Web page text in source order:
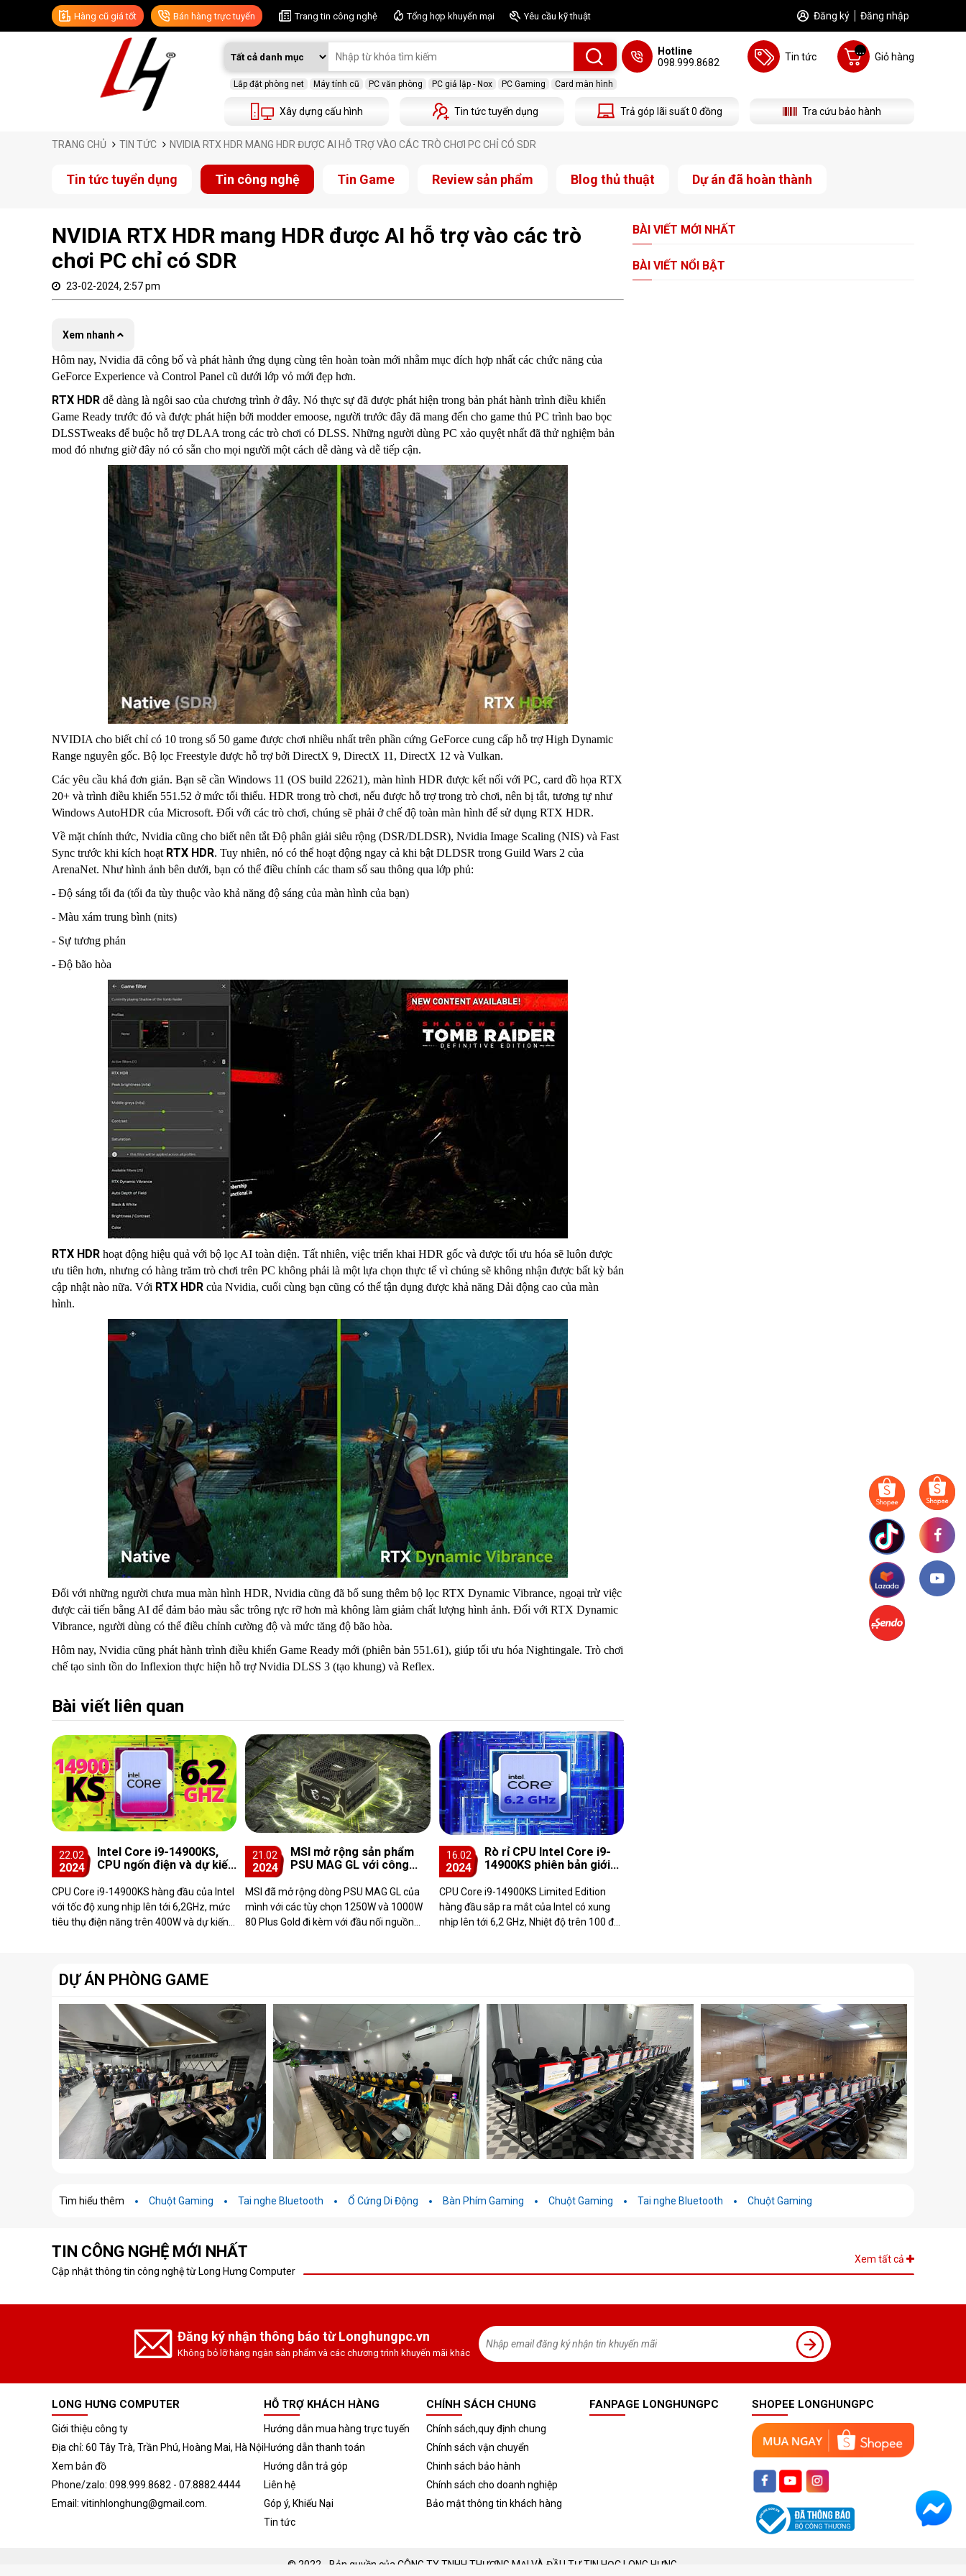
Hàng cũ giá tốt Bán hàng trực tuyến Trang tin công nghệ Tổng hợp khuyến mại Yêu cầu kỹ thuật Đăng ký Đăng nhập
Lắp đặt phòng net Máy tính cũ PC văn phòng PC giả lập - Nox PC Gaming Card màn hình
Hotline
098.999.8682
Tin tức Giỏ hàng
...
Xây dựng cấu hình Tin tức tuyển dụng Trả góp lãi suất 0 đồng Tra cứu bảo hành
TRANG CHỦ TIN TỨC NVIDIA RTX HDR MANG HDR ĐƯỢC AI HỖ TRỢ VÀO CÁC TRÒ CHƠI PC CHỈ CÓ SDR
Tin tức tuyển dụng Tin công nghệ Tin Game Review sản phẩm Blog thủ thuật Dự án đã hoàn thành
NVIDIA RTX HDR mang HDR được AI hỗ trợ vào các trò
chơi PC chỉ có SDR
23-02-2024, 2:57 pm
Xem nhanh
Hôm nay, Nvidia đã công bố và phát hành ứng dụng cùng tên hoàn toàn mới nhằm mục đích hợp nhất các chức năng của
GeForce Experience và Control Panel cũ dưới lớp vỏ mới đẹp hơn.
RTX HDR dễ dàng là ngôi sao của chương trình ở đây. Nó thực sự đã được phát hiện trong bản phát hành trình điều khiển
Game Ready trước đó và được phát hiện bởi modder emoose, người trước đây đã mang đến cho game thủ PC trình bao bọc
DLSSTweaks để buộc hỗ trợ DLAA trong các trò chơi có DLSS. Những người dùng PC xảo quyệt nhất đã thử nghiệm bản
mod đó nhưng giờ đây nó có sẵn cho mọi người một cách dễ dàng và dễ tiếp cận.
NVIDIA cho biết chỉ có 10 trong số 50 game được chơi nhiều nhất trên phần cứng GeForce cung cấp hỗ trợ High Dynamic
Range nguyên gốc. Bộ lọc Freestyle được hỗ trợ bởi DirectX 9, DirectX 11, DirectX 12 và Vulkan.
Các yêu cầu khá đơn giản. Bạn sẽ cần Windows 11 (OS build 22621), màn hình HDR được kết nối với PC, card đồ họa RTX
20+ và trình điều khiển 551.52 ở mức tối thiểu. HDR trong trò chơi, nếu được hỗ trợ trong trò chơi, nên bị tắt, tương tự như
Windows AutoHDR của Microsoft. Đối với các trò chơi, chúng sẽ phải ở chế độ toàn màn hình để sử dụng RTX HDR.
Về mặt chính thức, Nvidia cũng cho biết nên tắt Độ phân giải siêu rộng (DSR/DLDSR), Nvidia Image Scaling (NIS) và Fast
Sync trước khi kích hoạt RTX HDR. Tuy nhiên, nó có thể hoạt động ngay cả khi bật DLDSR trong Guild Wars 2 của
ArenaNet. Như hình ảnh bên dưới, bạn có thể điều chỉnh các tham số sau thông qua lớp phủ:
- Độ sáng tối đa (tối đa tùy thuộc vào khả năng độ sáng của màn hình của bạn)
- Màu xám trung bình (nits)
- Sự tương phản
- Độ bão hòa
RTX HDR hoạt động hiệu quả với bộ lọc AI toàn diện. Tất nhiên, việc triển khai HDR gốc và được tối ưu hóa sẽ luôn được
ưu tiên hơn, nhưng có hàng trăm trò chơi trên PC không phải là một lựa chọn thực tế vì chúng sẽ không nhận được bất kỳ bản
cập nhật nào nữa. Với RTX HDR của Nvidia, cuối cùng bạn cũng có thể tận dụng được khả năng Dải động cao của màn
hình.
Đối với những người chưa mua màn hình HDR, Nvidia cũng đã bổ sung thêm bộ lọc RTX Dynamic Vibrance, ngoại trừ việc
được cải tiến bằng AI để đảm bảo màu sắc trông rực rỡ hơn mà không làm giảm chất lượng hình ảnh. Đối với RTX Dynamic
Vibrance, người dùng có thể điều chỉnh cường độ và mức tăng độ bão hòa.
Hôm nay, Nvidia cũng phát hành trình điều khiển Game Ready mới (phiên bản 551.61), giúp tối ưu hóa Nightingale. Trò chơi
chế tạo sinh tồn do Inflexion thực hiện hỗ trợ Nvidia DLSS 3 (tạo khung) và Reflex.
Bài viết liên quan
22.02
2024
Intel Core i9-14900KS,
CPU ngốn điện và dự kiến
CPU Core i9-14900KS hàng đầu của Intel
với tốc độ xung nhịp lên tới 6,2GHz, mức
tiêu thụ điện năng trên 400W và dự kiến
21.02
2024
MSI mở rộng sản phẩm
PSU MAG GL với công
1000W với đầu nối 12V-
2x6
MSI đã mở rộng dòng PSU MAG GL của
mình với các tùy chọn 1250W và 1000W
80 Plus Gold đi kèm với đầu nối nguồn
16.02
2024
Rò rỉ CPU Intel Core i9-
14900KS phiên bản giới
CPU Core i9-14900KS Limited Edition
hàng đầu sắp ra mắt của Intel có xung
nhịp lên tới 6,2 GHz, Nhiệt độ trên 100 độ
BÀI VIẾT MỚI NHẤT
BÀI VIẾT NỔI BẬT
DỰ ÁN PHÒNG GAME
Tìm hiểu thêm Chuột Gaming Tai nghe Bluetooth Ổ Cứng Di Động Bàn Phím Gaming Chuột Gaming Tai nghe Bluetooth Chuột Gaming
TIN CÔNG NGHỆ MỚI NHẤT
Cập nhật thông tin công nghệ từ Long Hưng Computer
Xem tất cả
Đăng ký nhận thông báo từ Longhungpc.vn
Không bỏ lỡ hàng ngàn sản phẩm và các chương trình khuyến mãi khác
LONG HƯNG COMPUTER
Giới thiệu công ty
Địa chỉ: 60 Tây Trà, Trần Phú, Hoàng Mai, Hà Nội
Xem bản đồ
Phone/zalo: 098.999.8682 - 07.8882.4444
Email: vitinhlonghung@gmail.com.
HỖ TRỢ KHÁCH HÀNG
Hướng dẫn mua hàng trực tuyến
Hướng dẫn thanh toán
Hướng dẫn trả góp
Liên hệ
Góp ý, Khiếu Nại
Tin tức
CHÍNH SÁCH CHUNG
Chính sách,quy định chung
Chính sách vận chuyển
Chinh sách bảo hành
Chính sách cho doanh nghiệp
Bảo mật thông tin khách hàng
FANPAGE LONGHUNGPC SHOPEE LONGHUNGPC
© 2022 - Bản quyền của CÔNG TY TNHH THƯƠNG MẠI VÀ ĐẦU TƯ TIN HỌC LONG HƯNG.